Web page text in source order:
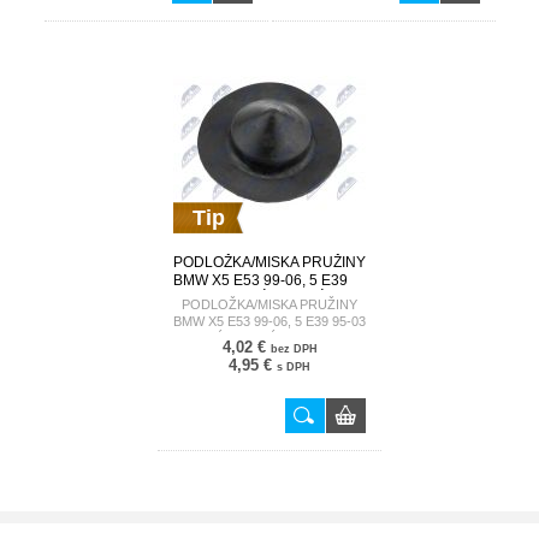
Tip
PODLOŽKA/MISKA PRUŽINY
BMW X5 E53 99-06, 5 E39
95-03 /ZADNÉ, DOLNÉ/
33531093785 AD-BM-013
PODLOŽKA/MISKA PRUŽINY
BMW X5 E53 99-06, 5 E39 95-03
/ZADNÉ, DOLNÉ/ 33531093785
AD-BM-013
4,02 € bez DPH
4,95 € s DPH